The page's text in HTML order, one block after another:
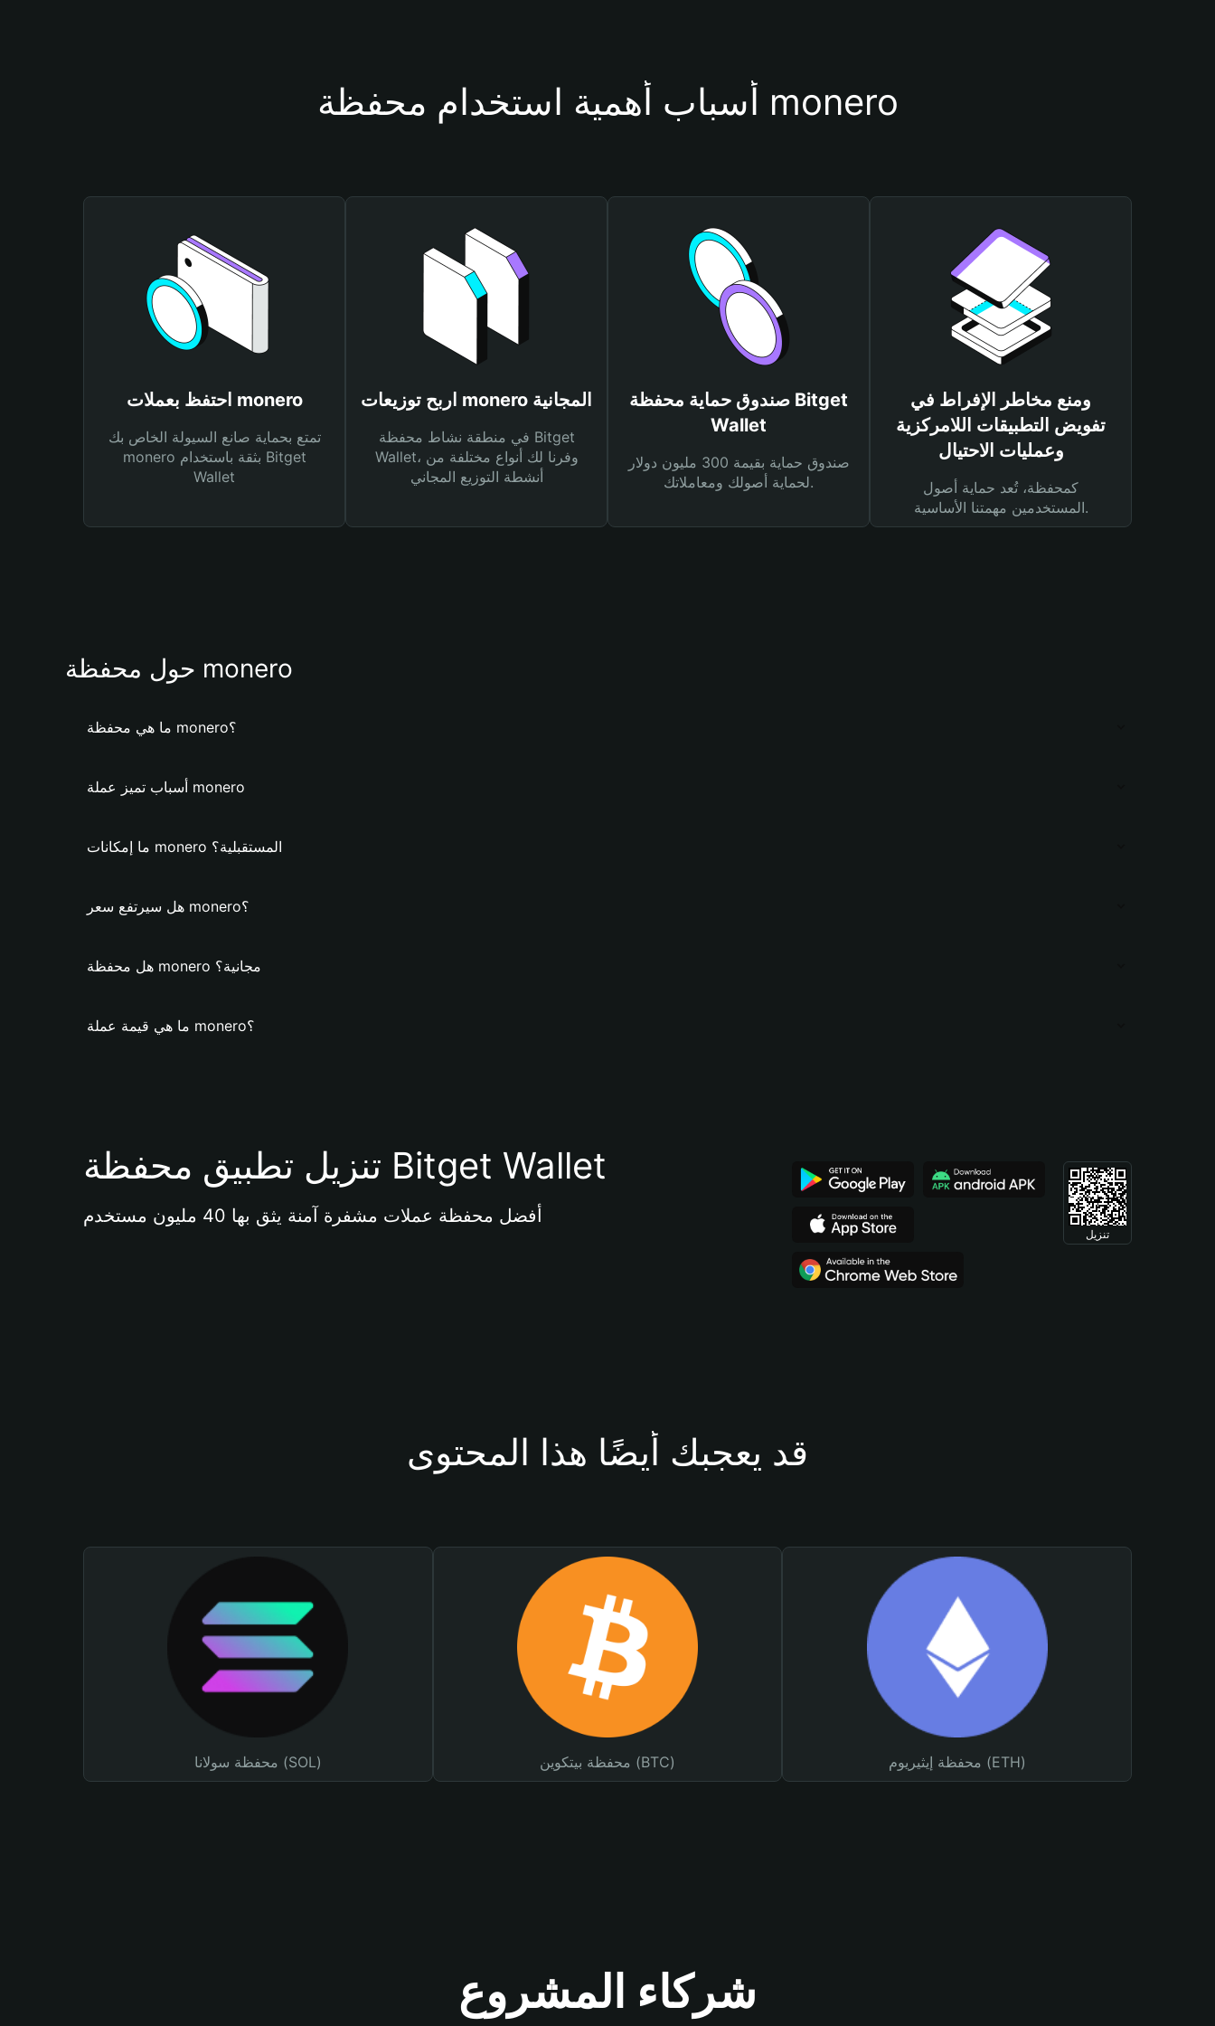
أسباب أهمية استخدام محفظة monero
احتفظ بعملات monero
تمتع بحماية صانع السيولة الخاص بك
monero بثقة باستخدام Bitget
Wallet
اربح توزيعات monero المجانية
في منطقة نشاط محفظة Bitget
Wallet، وفرنا لك أنواع مختلفة من
أنشطة التوزيع المجاني
صندوق حماية محفظة Bitget
Wallet
صندوق حماية بقيمة 300 مليون دولار
لحماية أصولك ومعاملاتك.
ومنع مخاطر الإفراط في
تفويض التطبيقات اللامركزية
وعمليات الاحتيال
كمحفظة، تُعد حماية أصول
المستخدمين مهمتنا الأساسية.
حول محفظة monero
ما هي محفظة monero؟
أسباب تميز عملة monero
ما إمكانات monero المستقبلية؟
هل سيرتفع سعر monero؟
هل محفظة monero مجانية؟
ما هي قيمة عملة monero؟
تنزيل تطبيق محفظة Bitget Wallet
أفضل محفظة عملات مشفرة آمنة يثق بها 40 مليون مستخدم
تنزيل
قد يعجبك أيضًا هذا المحتوى
محفظة سولانا (SOL) محفظة بيتكوين (BTC) محفظة إيثيريوم (ETH)
شركاء المشروع